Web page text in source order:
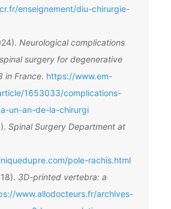
enseignement/diu-chirurgie-
Neurological complications
surgery for degenerative
in France. https://www.em-
1653033/complications-
un-an-de-la-chirurgi
Spinal Surgery Department at
pole-rachis.html
3D-printed vertebra: a
www.allodocteurs.fr/archives-